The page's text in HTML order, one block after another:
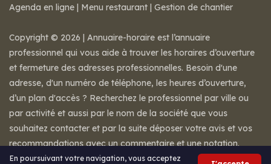
En poursuivant votre navigation, vous acceptez
Agenda en ligne | Menu restaurant | Gestion de chantier
Copyright © 2026 | Annuaire-horaire est l’annuaire
professionnel qui vous aide à trouver les horaires d’ouverture
et fermeture des adresses professionnelles. Besoin d'une
adresse, d'un numéro de téléphone, les heures d’ouverture,
d’un plan d'accès ? Recherchez le professionnel par ville ou
par activité et aussi par le nom de la société que vous
souhaitez contacter et par la suite déposer votre avis et vos
recommandations avec un commentaire et une notation.
Mentions légales-Conditions de ventes-Contact